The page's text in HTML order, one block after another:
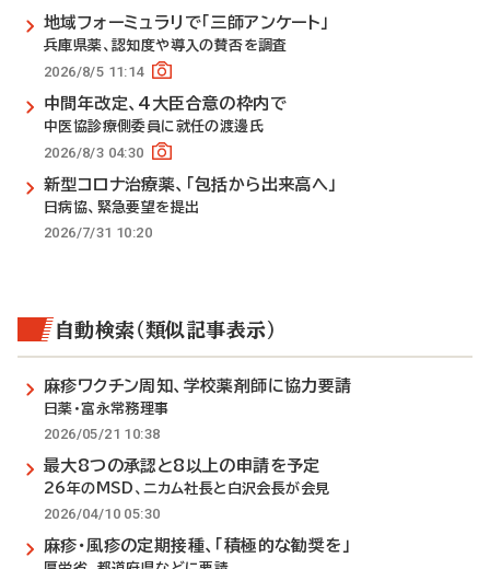
地域フォーミュラリで「三師アンケート」
兵庫県薬、認知度や導入の賛否を調査
2026/8/5 11:14
中間年改定、4大臣合意の枠内で
中医協診療側委員に就任の渡邊氏
2026/8/3 04:30
新型コロナ治療薬、「包括から出来高へ」
日病協、緊急要望を提出
2026/7/31 10:20
自動検索（類似記事表示）
麻疹ワクチン周知、学校薬剤師に協力要請
日薬・富永常務理事
2026/05/21 10:38
最大8つの承認と8以上の申請を予定
26年のMSD、ニカム社長と白沢会長が会見
2026/04/10 05:30
麻疹・風疹の定期接種、「積極的な勧奨を」